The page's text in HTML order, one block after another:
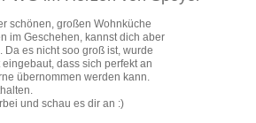
schönen, großen Wohnküche
im Geschehen, kannst dich aber
es nicht soo groß ist, wurde
dass sich perfekt an
übernommen werden kann.
und schau es dir an :)